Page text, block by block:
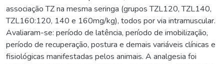
associação TZ na mesma seringa (grupos TZL120, TZL140,
TZL160:120, 140 e 160mg/kg), todos por via intramuscular.
Avaliaram-se: período de latência, período de imobilização,
período de recuperação, postura e demais variáveis clínicas e
fisiológicas manifestadas pelos animais. A analgesia foi